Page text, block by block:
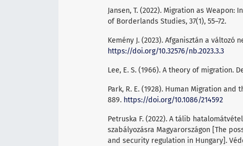
Jansen, T. (2022). Migration as
of Borderlands Studies, 37(1), 55–72.
Kemény J. (2023). Afganisztán a változó
https://doi.org/10.32576/nb.2023.3.3
Lee, E. S. (1966). A theory of migration.
Park, R. E. (1928). Human Migration and
889. https://doi.org/10.1086/214592
Petruska F. (2022). A tálib
szabályozásra Magyarországon [The
and security regulation in Hungary].